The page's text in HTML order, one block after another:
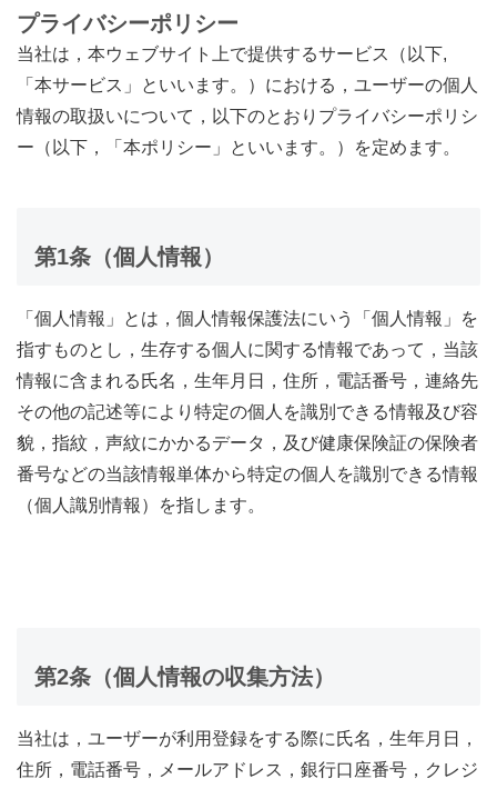
プライバシーポリシー
当社は，本ウェブサイト上で提供するサービス（以下,
「本サービス」といいます。）における，ユーザーの個人
情報の取扱いについて，以下のとおりプライバシーポリシ
ー（以下，「本ポリシー」といいます。）を定めます。
第1条（個人情報）
「個人情報」とは，個人情報保護法にいう「個人情報」を
指すものとし，生存する個人に関する情報であって，当該
情報に含まれる氏名，生年月日，住所，電話番号，連絡先
その他の記述等により特定の個人を識別できる情報及び容
貌，指紋，声紋にかかるデータ，及び健康保険証の保険者
番号などの当該情報単体から特定の個人を識別できる情報
（個人識別情報）を指します。
第2条（個人情報の収集方法）
当社は，ユーザーが利用登録をする際に氏名，生年月日，
住所，電話番号，メールアドレス，銀行口座番号，クレジ